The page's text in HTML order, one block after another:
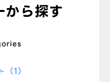
から探す
1）